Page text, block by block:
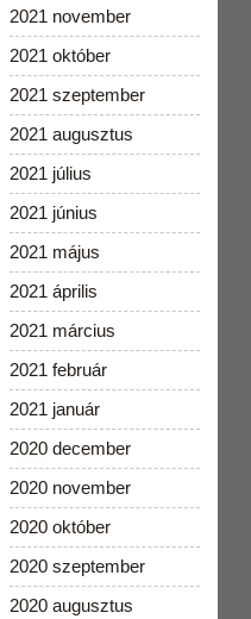
2021 november
2021 október
2021 szeptember
2021 augusztus
2021 július
2021 június
2021 május
2021 április
2021 március
2021 február
2021 január
2020 december
2020 november
2020 október
2020 szeptember
2020 augusztus